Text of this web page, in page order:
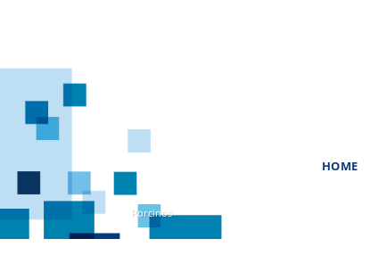
HOME
Porcinos